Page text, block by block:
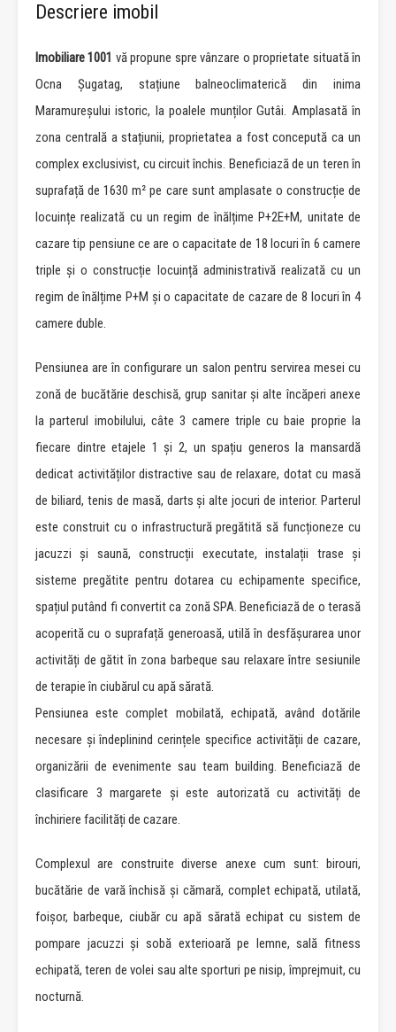
Descriere imobil
Imobiliare 1001 vă propune spre vânzare o proprietate situată în
Ocna Șugatag, stațiune balneoclimaterică din inima
Maramureșului istoric, la poalele munților Gutâi. Amplasată în
zona centrală a stațiunii, proprietatea a fost concepută ca un
complex exclusivist, cu circuit închis. Beneficiază de un teren în
suprafață de 1630 m² pe care sunt amplasate o construcție de
locuințe realizată cu un regim de înălțime P+2E+M, unitate de
cazare tip pensiune ce are o capacitate de 18 locuri în 6 camere
triple și o construcție locuință administrativă realizată cu un
regim de înălțime P+M și o capacitate de cazare de 8 locuri în 4
camere duble.
Pensiunea are în configurare un salon pentru servirea mesei cu
zonă de bucătărie deschisă, grup sanitar și alte încăperi anexe
la parterul imobilului, câte 3 camere triple cu baie proprie la
fiecare dintre etajele 1 și 2, un spațiu generos la mansardă
dedicat activităților distractive sau de relaxare, dotat cu masă
de biliard, tenis de masă, darts și alte jocuri de interior. Parterul
este construit cu o infrastructură pregătită să funcționeze cu
jacuzzi și saună, construcții executate, instalații trase și
sisteme pregătite pentru dotarea cu echipamente specifice,
spațiul putând fi convertit ca zonă SPA. Beneficiază de o terasă
acoperită cu o suprafață generoasă, utilă în desfășurarea unor
activități de gătit în zona barbeque sau relaxare între sesiunile
de terapie în ciubărul cu apă sărată.
Pensiunea este complet mobilată, echipată, având dotările
necesare și îndeplinind cerințele specifice activității de cazare,
organizării de evenimente sau team building. Beneficiază de
clasificare 3 margarete și este autorizată cu activități de
închiriere facilități de cazare.
Complexul are construite diverse anexe cum sunt: birouri,
bucătărie de vară închisă și cămară, complet echipată, utilată,
foișor, barbeque, ciubăr cu apă sărată echipat cu sistem de
pompare jacuzzi și sobă exterioară pe lemne, sală fitness
echipată, teren de volei sau alte sporturi pe nisip, împrejmuit, cu
nocturnă.